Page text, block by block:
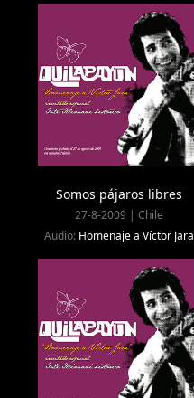
Somos pájaros libres
27-8-2009 | Chile
Audio: Homenaje a Víctor Jara